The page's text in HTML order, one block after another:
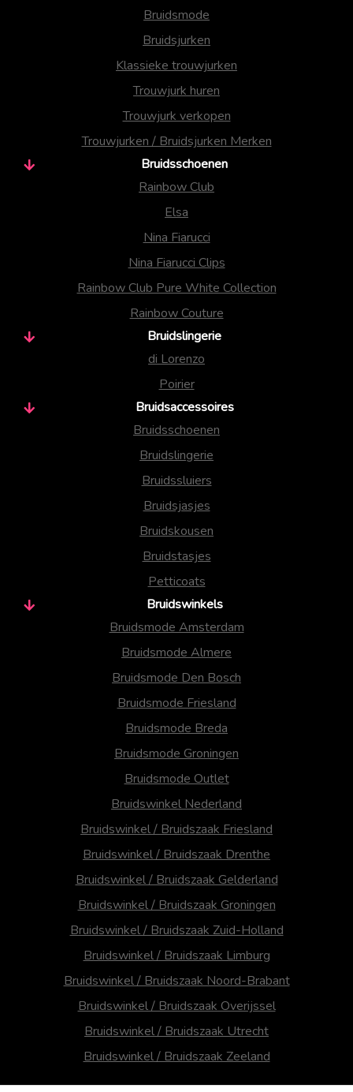
Bruidsmode
Bruidsjurken
Klassieke trouwjurken
Trouwjurk huren
Trouwjurk verkopen
Trouwjurken / Bruidsjurken Merken
Bruidsschoenen
Rainbow Club
Elsa
Nina Fiarucci
Nina Fiarucci Clips
Rainbow Club Pure White Collection
Rainbow Couture
Bruidslingerie
di Lorenzo
Poirier
Bruidsaccessoires
Bruidsschoenen
Bruidslingerie
Bruidssluiers
Bruidsjasjes
Bruidskousen
Bruidstasjes
Petticoats
Bruidswinkels
Bruidsmode Amsterdam
Bruidsmode Almere
Bruidsmode Den Bosch
Bruidsmode Friesland
Bruidsmode Breda
Bruidsmode Groningen
Bruidsmode Outlet
Bruidswinkel Nederland
Bruidswinkel / Bruidszaak Friesland
Bruidswinkel / Bruidszaak Drenthe
Bruidswinkel / Bruidszaak Gelderland
Bruidswinkel / Bruidszaak Groningen
Bruidswinkel / Bruidszaak Zuid-Holland
Bruidswinkel / Bruidszaak Limburg
Bruidswinkel / Bruidszaak Noord-Brabant
Bruidswinkel / Bruidszaak Overijssel
Bruidswinkel / Bruidszaak Utrecht
Bruidswinkel / Bruidszaak Zeeland